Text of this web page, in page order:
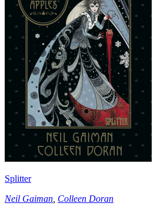
Splitter
Neil Gaiman Colleen Doran